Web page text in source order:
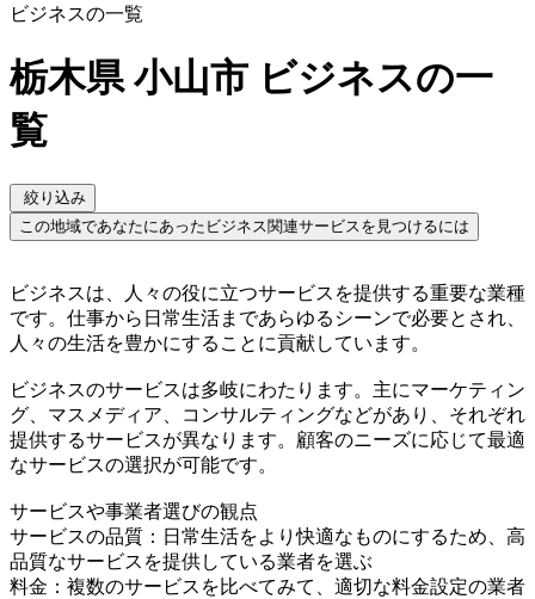
ビジネスの一覧
栃木県 小山市 ビジネスの一
覧
絞り込み
この地域であなたにあったビジネス関連サービスを見つけるには
ビジネスは、人々の役に立つサービスを提供する重要な業種
です。仕事から日常生活まであらゆるシーンで必要とされ、
人々の生活を豊かにすることに貢献しています。
ビジネスのサービスは多岐にわたります。主にマーケティン
グ、マスメディア、コンサルティングなどがあり、それぞれ
提供するサービスが異なります。顧客のニーズに応じて最適
なサービスの選択が可能です。
サービスや事業者選びの観点
サービスの品質：日常生活をより快適なものにするため、高
品質なサービスを提供している業者を選ぶ
料金：複数のサービスを比べてみて、適切な料金設定の業者